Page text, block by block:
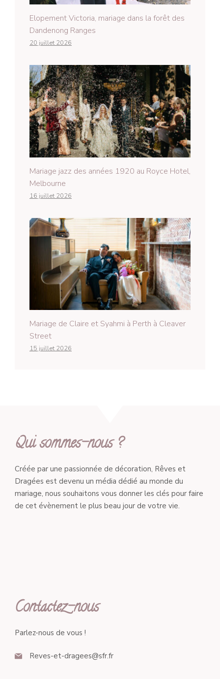
Elopement Victoria, mariage dans la forêt des
Dandenong Ranges
20 juillet 2026
Mariage jazz des années 1920 au Royce Hotel,
Melbourne
16 juillet 2026
Mariage de Claire et Syahmi à Perth à Cleaver
Street
15 juillet 2026
Qui sommes-nous ?
Créée par une passionnée de décoration, Rêves et
Dragées est devenu un média dédié au monde du
mariage, nous souhaitons vous donner les clés pour faire
de cet évènement le plus beau jour de votre vie.
Contactez-nous
Parlez-nous de vous !
Reves-et-dragees@sfr.fr